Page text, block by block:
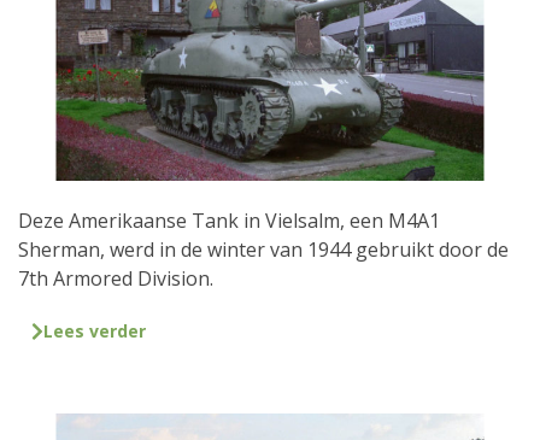
Deze Amerikaanse Tank in Vielsalm, een M4A1
Sherman, werd in de winter van 1944 gebruikt door de
7th Armored Division.
Lees verder